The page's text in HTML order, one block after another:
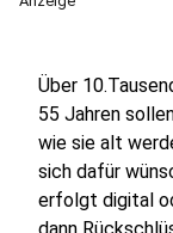
Über
55 Jahren
wie sie alt
sich dafür
erfolgt digital